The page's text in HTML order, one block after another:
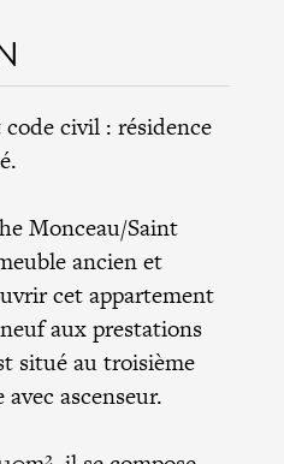
civil : résidence
Monceau/Saint
ancien et
cet appartement
aux prestations
situé au troisième
ascenseur.